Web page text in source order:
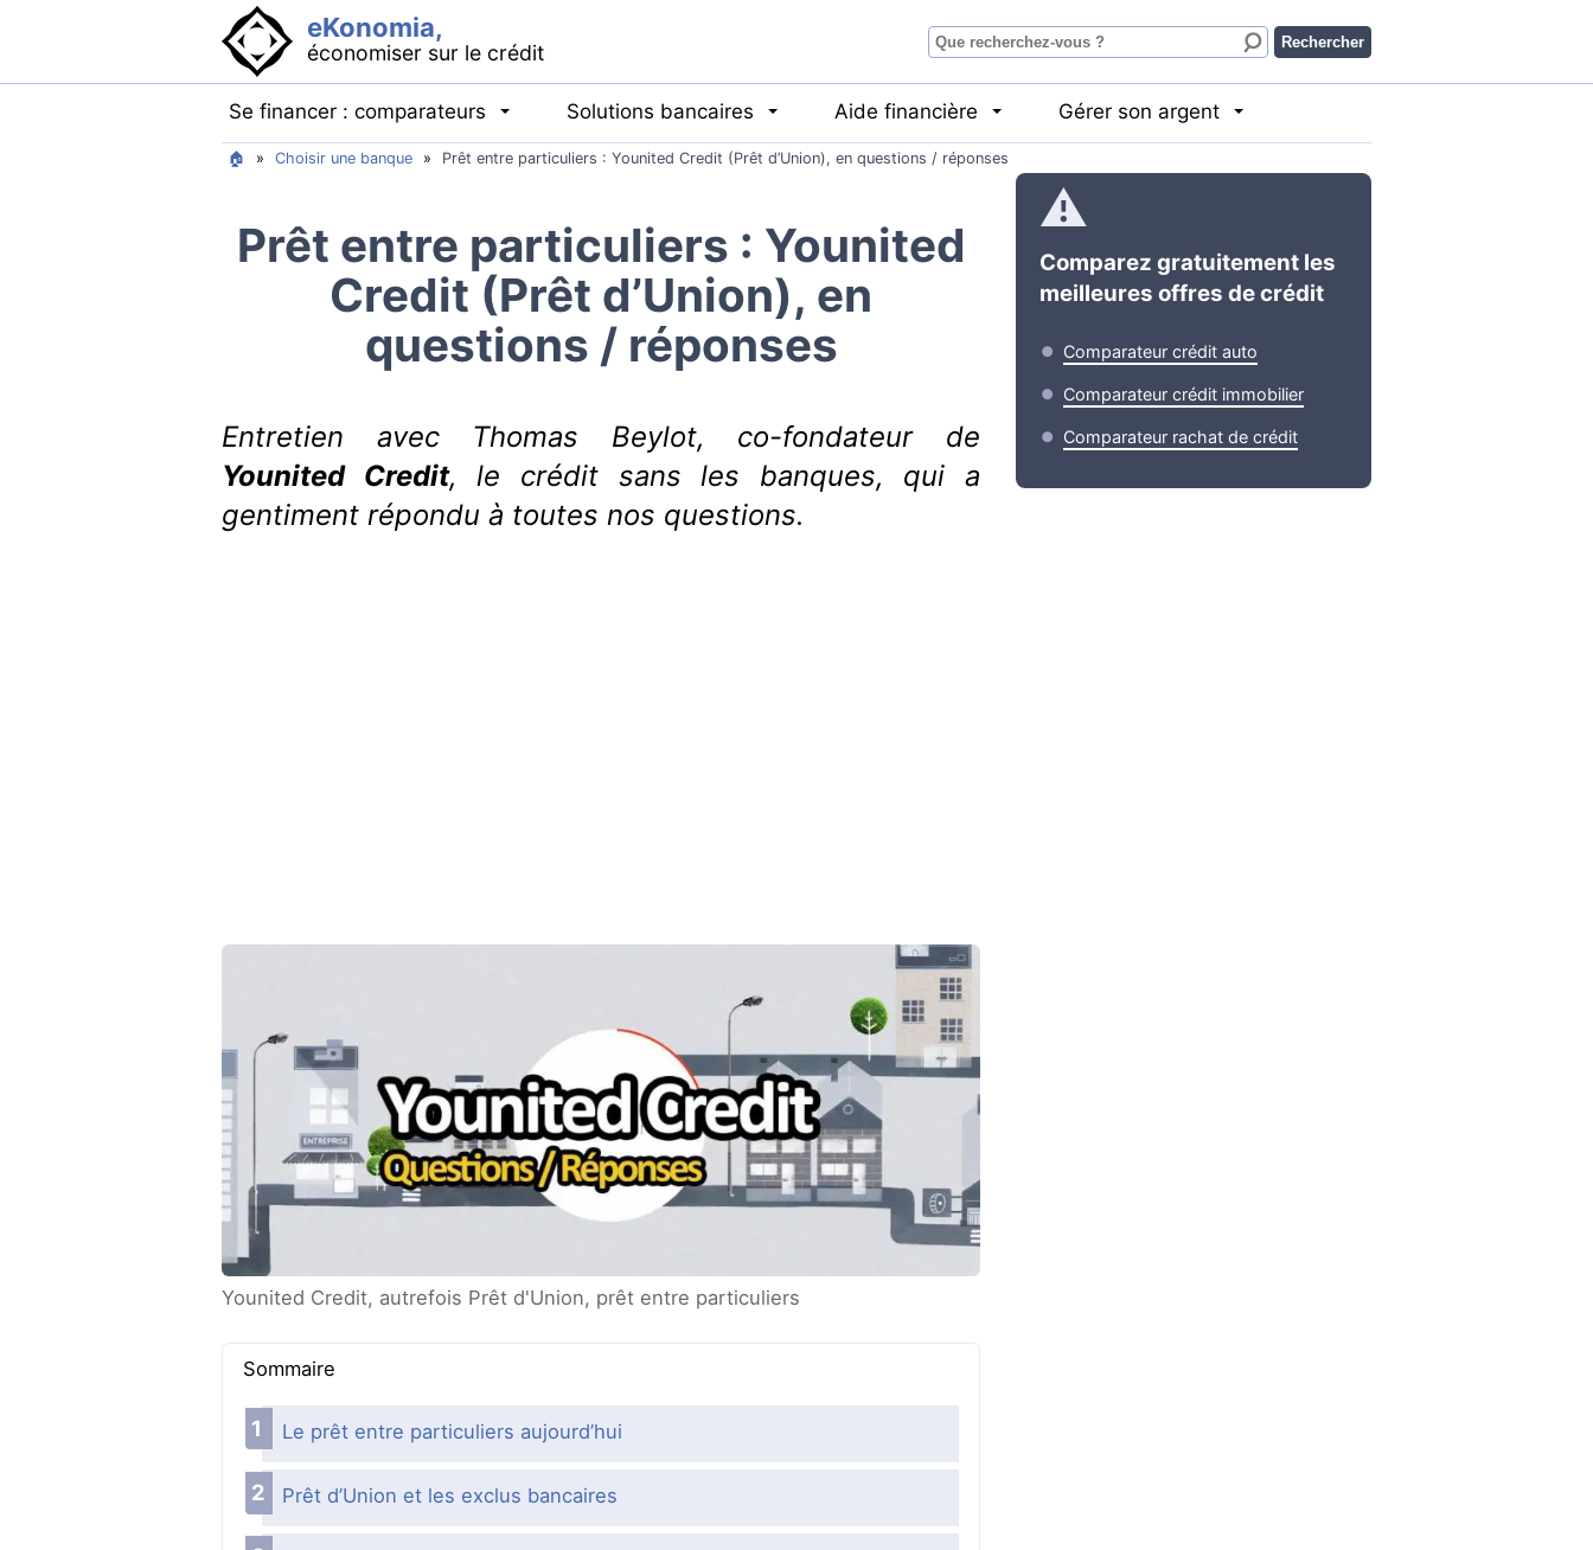
eKonomia,
économiser sur le crédit
Se financer : comparateurs Solutions bancaires Aide financière Gérer son argent
🏠 » Choisir une banque » Prêt entre particuliers : Younited Credit (Prêt d’Union), en questions / réponses
Prêt entre particuliers : Younited
Credit (Prêt d’Union), en
questions / réponses
Entretien avec Thomas Beylot, co-fondateur de
Younited Credit, le crédit sans les banques, qui a
gentiment répondu à toutes nos questions.
Younited Credit, autrefois Prêt d'Union, prêt entre particuliers
Sommaire
Le prêt entre particuliers aujourd’hui
Prêt d’Union et les exclus bancaires
Comparez gratuitement les
meilleures offres de crédit
Comparateur crédit auto
Comparateur crédit immobilier
Comparateur rachat de crédit